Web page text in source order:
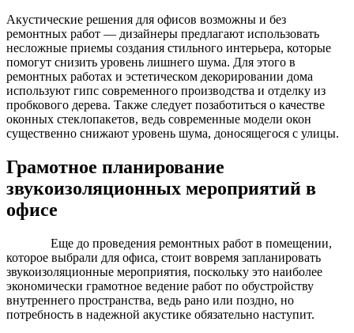
Акустические решения для офисов возможны и без
ремонтных работ — дизайнеры предлагают использовать
несложные приемы создания стильного интерьера, которые
помогут снизить уровень лишнего шума. Для этого в
ремонтных работах и эстетическом декорировании дома
используют гипс современного производства и отделку из
пробкового дерева. Также следует позаботиться о качестве
оконных стеклопакетов, ведь современные модели окон
существенно снижают уровень шума, доносящегося с улицы.
Грамотное планирование
звукоизоляционных мероприятий в
офисе
Еще до проведения ремонтных работ в помещении,
которое выбрали для офиса, стоит вовремя запланировать
звукоизоляционные мероприятия, поскольку это наиболее
экономически грамотное ведение работ по обустройству
внутреннего пространства, ведь рано или поздно, но
потребность в надежной акустике обязательно наступит.